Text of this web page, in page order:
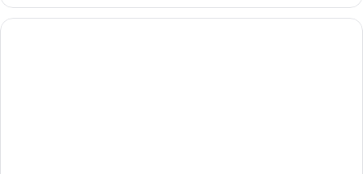
quarto:
Apartamento
Superior,